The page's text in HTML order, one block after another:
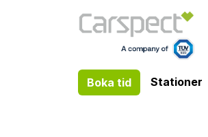
Boka tid
Boka tid Stationer